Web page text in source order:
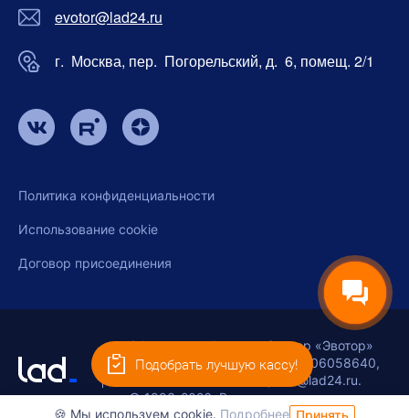
evotor@lad24.ru
г. Москва, пер. Погорельский, д. 6, помещ. 2/1
Политика конфиденциальности
Использование cookie
Договор присоединения
Официальный дистрибьютор «Эвотор»
ООО «ЛАД-КАССЫ», ИНН 9706058640,
ОГРН 1257700420295, info@lad24.ru.
© 1993-2026. Все права защищены.
🍪 Мы используем cookie. Подробнее Принять
Подобрать лучшую кассу!